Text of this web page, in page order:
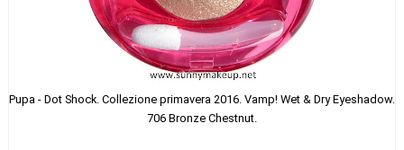
Pupa - Dot Shock. Collezione primavera 2016. Vamp! Wet & Dry Eyeshadow.
706 Bronze Chestnut.